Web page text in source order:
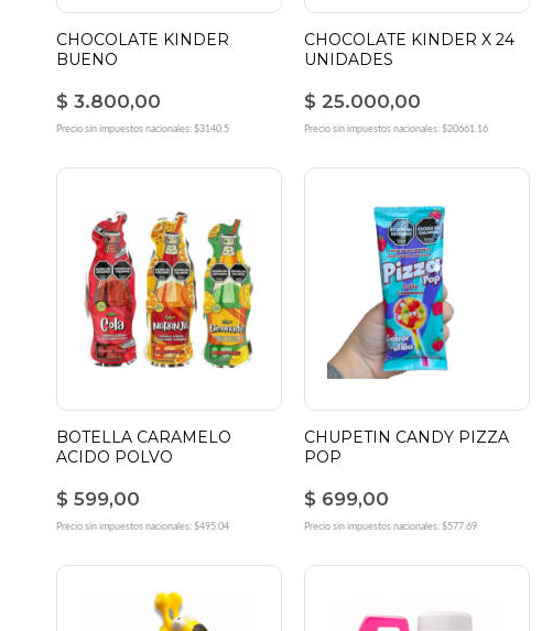
CHOCOLATE KINDER
BUENO
$ 3.800,00
Precio sin impuestos nacionales: $3140.5
CHOCOLATE KINDER X 24
UNIDADES
$ 25.000,00
Precio sin impuestos nacionales: $20661.16
BOTELLA CARAMELO
ACIDO POLVO
$ 599,00
Precio sin impuestos nacionales: $495.04
CHUPETIN CANDY PIZZA
POP
$ 699,00
Precio sin impuestos nacionales: $577.69